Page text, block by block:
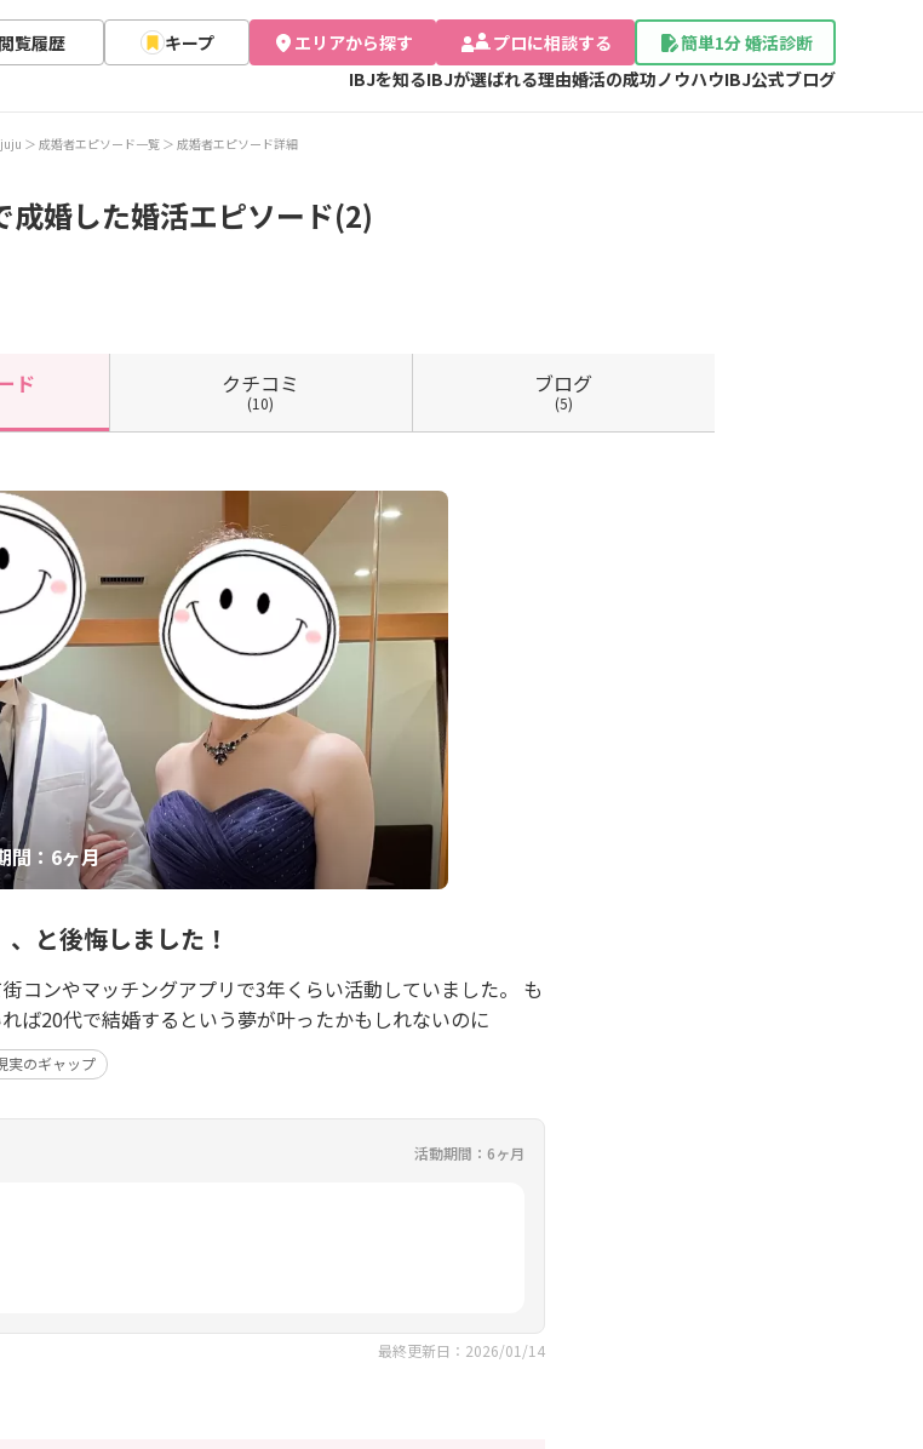
閲覧履歴 キープ エリアから探す プロに相談する
簡単1分 婚活診断
IBJを知るIBJが選ばれる理由婚活の成功ノウハウIBJ公式ブログ
成婚者エピソード一覧 成婚者エピソード詳細
婚した婚活エピソード(2)
ド クチコミ
(10)
ブログ
(5)
間：6ヶ月
と後悔しました！
コンやマッチングアプリで3年くらい活動していました。 も
ば20代で結婚するという夢が叶ったかもしれないのに
実のギャップ
活動期間：6ヶ月
最終更新日：2026/01/14